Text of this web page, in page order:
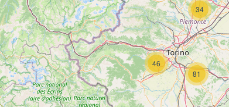
34
46
81